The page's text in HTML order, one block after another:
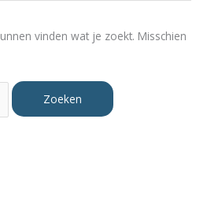
vinden wat je zoekt. Misschien